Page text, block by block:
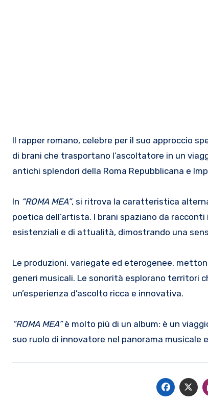
Il rapper romano, celebre per il suo approccio
di brani che trasportano l’ascoltatore in un
antichi splendori della Roma Repubblicana e
In “ROMA MEA”, si ritrova la caratteristica
poetica dell’artista. I brani spaziano da
esistenziali e di attualità, dimostrando una
Le produzioni, variegate ed eterogenee,
generi musicali. Le sonorità esplorano territori
un’esperienza d’ascolto ricca e innovativa.
“ROMA MEA”è molto più di un album: è un
suo ruolo di innovatore nel panorama